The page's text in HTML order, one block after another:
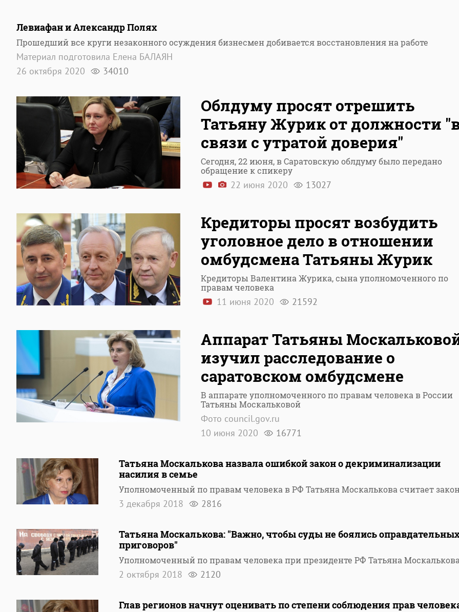
Левиафан и Александр Полях
Прошедший все круги незаконного осуждения бизнесмен добивается восстановления на работе
Материал подготовила Елена БАЛАЯН
26 октября 2020
34010
Облдуму просят отрешить
Татьяну Журик от должности
связи с утратой доверия"
Сегодня, 22 июня, в Саратовскую облдуму было передано
обращение к спикеру
22 июня 2020 13027
Кредиторы просят возбудить
уголовное дело в отношении
омбудсмена Татьяны Журик
Кредиторы Валентина Журика, сына уполномоченного по
правам человека
11 июня 2020 21592
Аппарат Татьяны
изучил расследование о
саратовском омбудсмене
В аппарате уполномоченного по правам человека в России
Татьяны Москальковой
Фото council.gov.ru
10 июня 2020
16771
Татьяна Москалькова назвала ошибкой закон о декриминализации
насилия в семье
Уполномоченный по правам человека в РФ Татьяна Москалькова считает
3 декабря 2018 2816
Татьяна Москалькова: "Важно, чтобы суды не боялись оправдательных
приговоров"
Уполномоченный по правам человека при президенте РФ Татьяна
2 октября 2018 2120
Глав регионов начнут оценивать по степени соблюдения прав